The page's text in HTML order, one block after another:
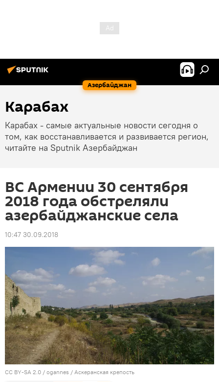
Азербайджан
Карабах
Карабах - самые актуальные новости сегодня о
том, как восстанавливается и развивается регион,
читайте на Sputnik Азербайджан
ВС Армении 30 сентября
2018 года обстреляли
азербайджанские села
10:47 30.09.2018
CC BY-SA 2.0 / ogannes / Аскеранская крепость